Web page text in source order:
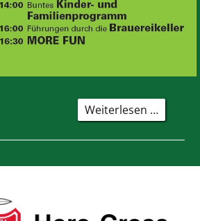
Weiterlesen …33.
-